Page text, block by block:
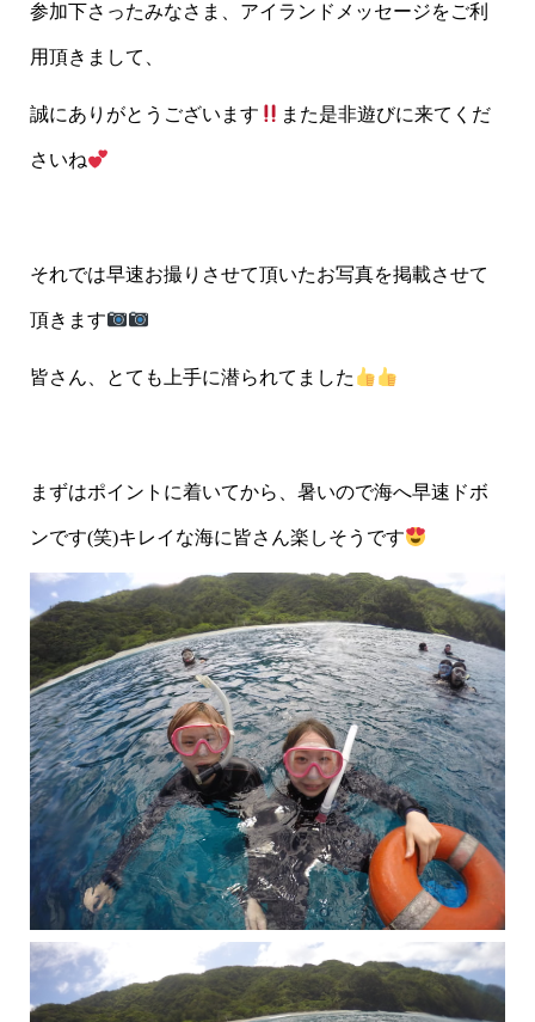
参加下さったみなさま、アイランドメッセージをご利
用頂きまして、
誠にありがとうございます また是非遊びに来てくだ
さいね
それでは早速お撮りさせて頂いたお写真を掲載させて
頂きます
皆さん、とても上手に潜られてました
まずはポイントに着いてから、暑いので海へ早速ドボ
ンです(笑)キレイな海に皆さん楽しそうです